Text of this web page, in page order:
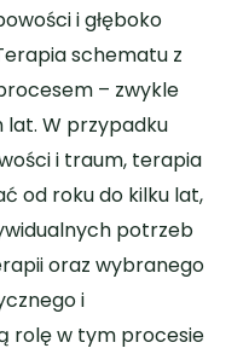
i głęboko
schematu z
– zwykle
W przypadku
i traum, terapia
od roku do kilku lat,
potrzeb
oraz wybranego
i
rolę w tym procesie